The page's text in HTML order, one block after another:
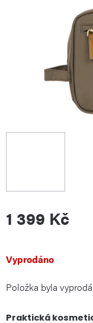
1 399 Kč
Měrná
cena:
Vyprodáno
Položka byla
Praktická